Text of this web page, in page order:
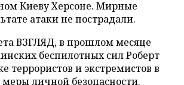
Киеву Херсоне. Мирные
атаки не пострадали.
ВЗГЛЯД, в прошлом месяце
беспилотных сил Роберт
террористов и экстремистов в
меры личной безопасности.